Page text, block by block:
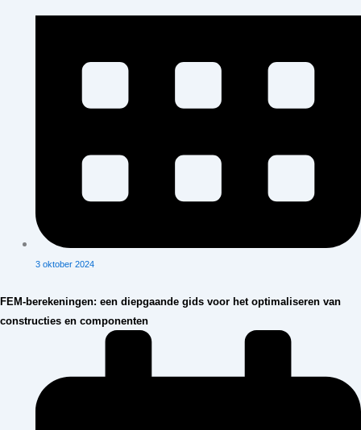
3 oktober 2024
FEM-berekeningen: een diepgaande gids voor het optimaliseren van
constructies en componenten